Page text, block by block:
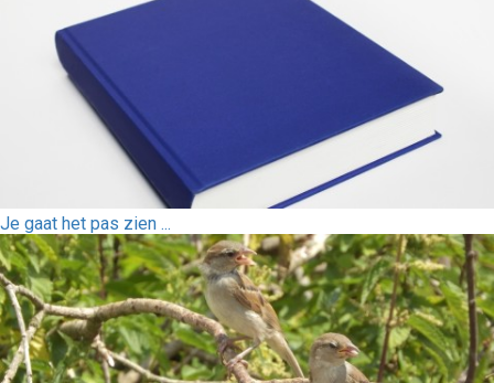
Je gaat het pas zien ...